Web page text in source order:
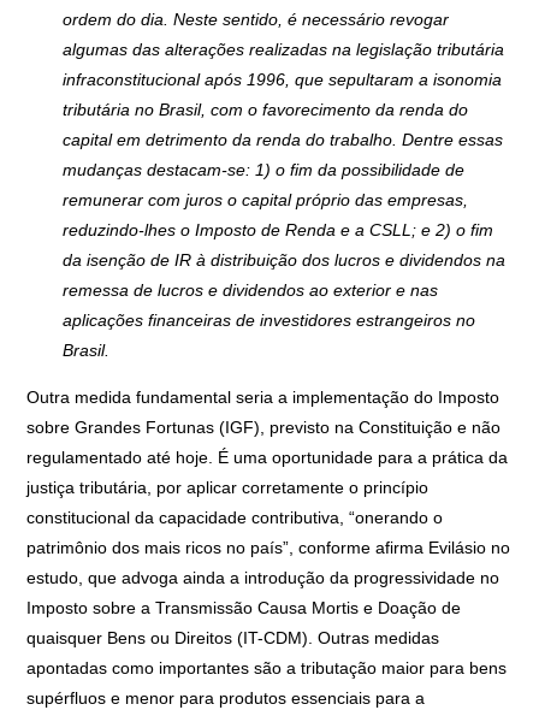
ordem do dia. Neste sentido, é necessário revogar
algumas das alterações realizadas na legislação tributária
infraconstitucional após 1996, que sepultaram a isonomia
tributária no Brasil, com o favorecimento da renda do
capital em detrimento da renda do trabalho. Dentre essas
mudanças destacam-se: 1) o fim da possibilidade de
remunerar com juros o capital próprio das empresas,
reduzindo-lhes o Imposto de Renda e a CSLL; e 2) o fim
da isenção de IR à distribuição dos lucros e dividendos na
remessa de lucros e dividendos ao exterior e nas
aplicações financeiras de investidores estrangeiros no
Brasil.
Outra medida fundamental seria a implementação do Imposto
sobre Grandes Fortunas (IGF), previsto na Constituição e não
regulamentado até hoje. É uma oportunidade para a prática da
justiça tributária, por aplicar corretamente o princípio
constitucional da capacidade contributiva, “onerando o
patrimônio dos mais ricos no país”, conforme afirma Evilásio no
estudo, que advoga ainda a introdução da progressividade no
Imposto sobre a Transmissão Causa Mortis e Doação de
quaisquer Bens ou Direitos (IT-CDM). Outras medidas
apontadas como importantes são a tributação maior para bens
supérfluos e menor para produtos essenciais para a